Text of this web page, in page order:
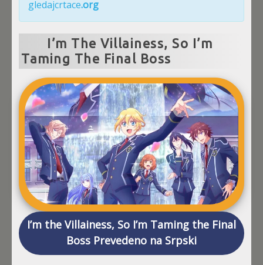
gledajcrtace.org
I’m The Villainess, So I’m
Taming The Final Boss
I’m the Villainess, So I’m Taming the Final
Boss Prevedeno na Srpski